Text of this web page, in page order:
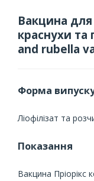
Вакцина
краснухи та
and rubella
Форма
Ліофілізат та
Показання
Вакцина Пріорікс